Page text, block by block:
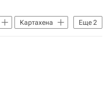
Еще2
Картахена